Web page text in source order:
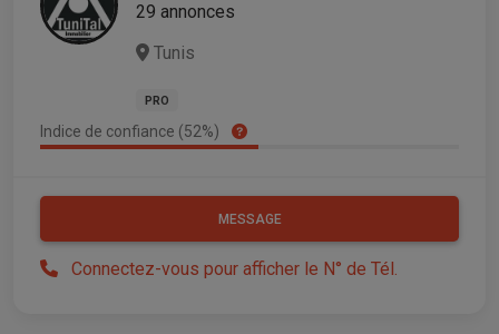
29 annonces
Tunis
PRO
Indice de confiance (52%)
MESSAGE
Connectez-vous pour afficher le N° de Tél.